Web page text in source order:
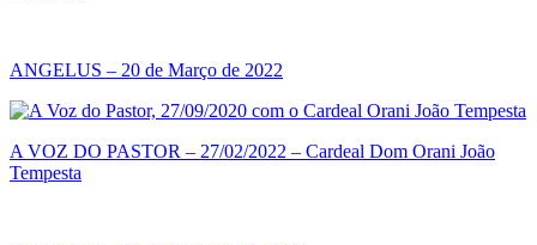
ANGELUS – 20 de Março de 2022
A VOZ DO PASTOR – 27/02/2022 – Cardeal Dom Orani João
Tempesta